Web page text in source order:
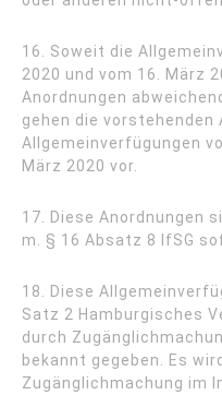
16. Soweit die
2020 und vom 16. März
Anordnungen
gehen die vorstehenden
Allgemeinverfügungen
März 2020 vor.
17. Diese Anordnungen
m. § 16 Absatz 8 IfSG
18. Diese
Satz 2 Hamburgisches
durch
bekannt gegeben. Es
Zugänglichmachung im